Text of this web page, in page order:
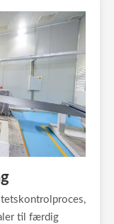
til færdig